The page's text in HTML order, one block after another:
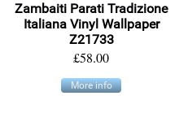
Zambaiti Parati Tradizione
Italiana Vinyl Wallpaper
Z21733
£58.00
More info